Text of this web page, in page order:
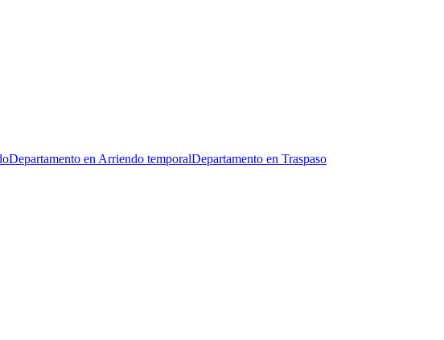
Departamento en Arriendo temporalDepartamento en Traspaso